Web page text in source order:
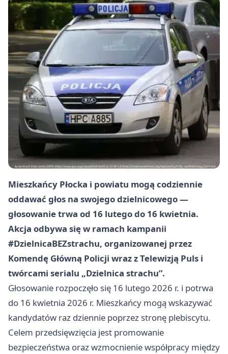
Mieszkańcy Płocka i powiatu mogą codziennie
oddawać głos na swojego dzielnicowego —
głosowanie trwa od 16 lutego do 16 kwietnia.
Akcja odbywa się w ramach kampanii
#DzielnicaBEZstrachu, organizowanej przez
Komendę Główną Policji wraz z Telewizją Puls i
twórcami serialu „Dzielnica strachu”.
Głosowanie rozpoczęło się 16 lutego 2026 r. i potrwa
do 16 kwietnia 2026 r. Mieszkańcy mogą wskazywać
kandydatów raz dziennie poprzez stronę plebiscytu.
Celem przedsięwzięcia jest promowanie
bezpieczeństwa oraz wzmocnienie współpracy między